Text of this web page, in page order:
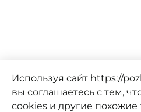
О компании
Используя сайт https://
вы соглашаетесь с тем,
cookies и другие похожие